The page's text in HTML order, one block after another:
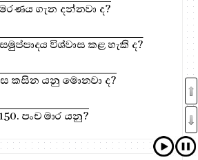
මරණය ගැන දන්නවා ද?
විශ්වාස කළ හැකි ද?
කසින යනු මොනවා ද?
පංච මාර යනු?